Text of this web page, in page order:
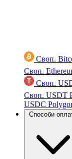
Своп.
Своп.
Своп.
Своп. USDT
USDC
Способи